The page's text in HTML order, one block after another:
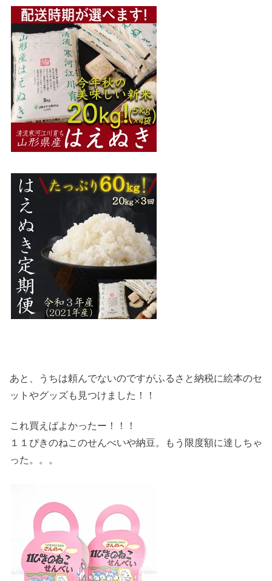
あと、うちは頼んでないのですがふるさと納税に絵本のセ
ットやグッズも見つけました！！
これ買えばよかったー！！！
１１ぴきのねこのせんべいや納豆。もう限度額に達しちゃ
った。。。